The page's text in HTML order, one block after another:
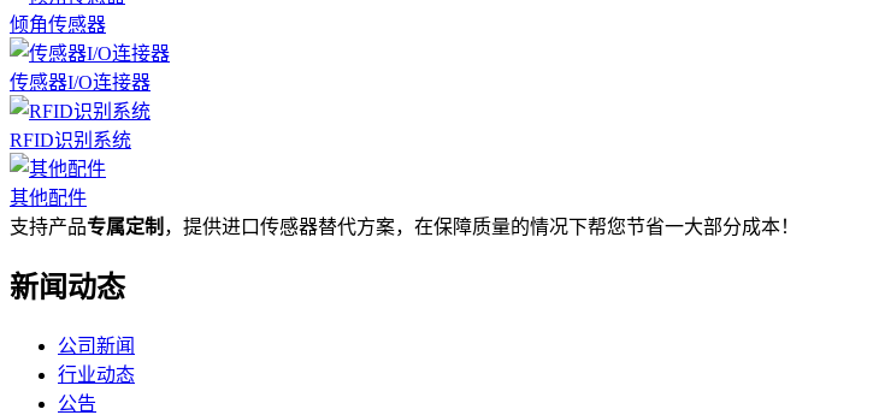
倾角传感器
传感器I/O连接器
RFID识别系统
其他配件
支持产品专属定制 ，提供进口传感器替代方案，在保障质量的情况下帮您节省一大部分成本！
新闻动态
公司新闻
行业动态
公告